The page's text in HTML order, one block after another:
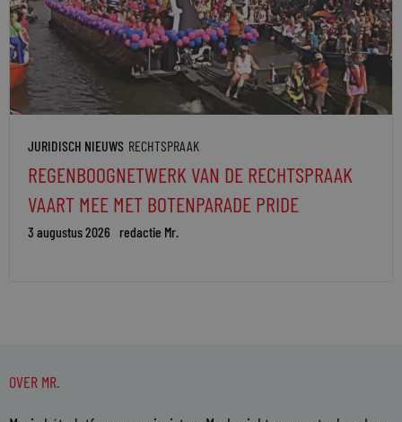
JURIDISCH NIEUWS RECHTSPRAAK
REGENBOOGNETWERK VAN DE RECHTSPRAAK
VAART MEE MET BOTENPARADE PRIDE
3 augustus 2026 redactie Mr.
OVER MR.